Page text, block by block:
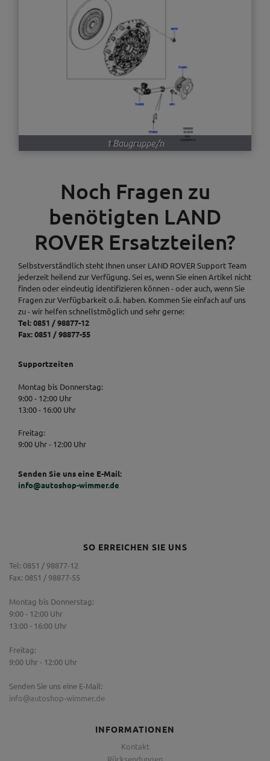
1 Baugruppe/n
Noch Fragen zu
benötigten LAND
ROVER Ersatzteilen?
Selbstverständlich steht Ihnen unser LAND ROVER Support Team
jederzeit heilend zur Verfügung. Sei es, wenn Sie einen Artikel nicht
finden oder eindeutig identifizieren können - oder auch, wenn Sie
Fragen zur Verfügbarkeit o.ä. haben. Kommen Sie einfach auf uns
zu - wir helfen schnellstmöglich und sehr gerne:
Tel: 0851 / 98877-12
Fax: 0851 / 98877-55
Supportzeiten
Montag bis Donnerstag:
9:00 - 12:00 Uhr
13:00 - 16:00 Uhr
Freitag:
9:00 Uhr - 12:00 Uhr
Senden Sie uns eine E-Mail:
info@autoshop-wimmer.de
SO ERREICHEN SIE UNS
Tel: 0851 / 98877-12
Fax: 0851 / 98877-55
Montag bis Donnerstag:
9:00 - 12:00 Uhr
13:00 - 16:00 Uhr
Freitag:
9:00 Uhr - 12:00 Uhr
Senden Sie uns eine E-Mail:
info@autoshop-wimmer.de
INFORMATIONEN
Kontakt
Rücksendungen